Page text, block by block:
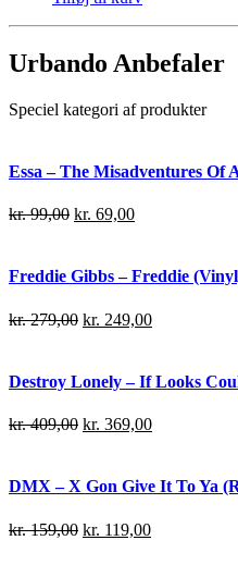
Urbando Anbefaler
Speciel kategori af produkter
Essa – The Misadventures Of
kr.99,00 kr. 69,00
Freddie Gibbs – Freddie
kr.279,00 kr. 249,00
Destroy Lonely – If Looks
kr.409,00 kr. 369,00
DMX – X Gon Give It To Ya
kr.159,00 kr. 119,00